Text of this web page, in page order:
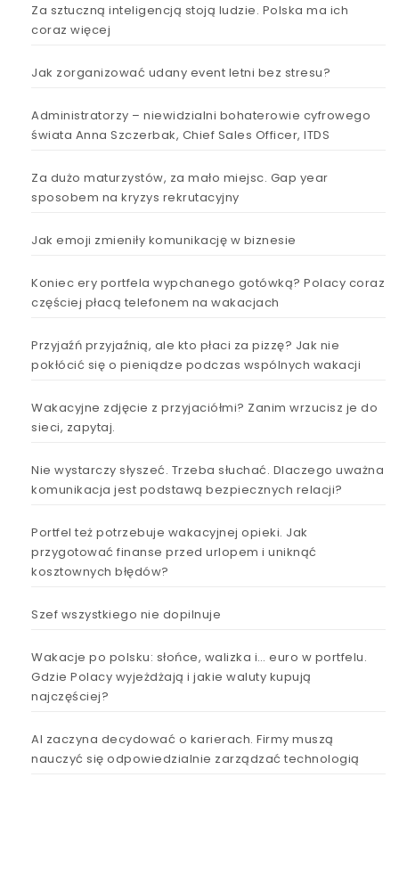
Za sztuczną inteligencją stoją ludzie. Polska ma ich
coraz więcej
Jak zorganizować udany event letni bez stresu?
Administratorzy – niewidzialni bohaterowie cyfrowego
świata Anna Szczerbak, Chief Sales Officer, ITDS
Za dużo maturzystów, za mało miejsc. Gap year
sposobem na kryzys rekrutacyjny
Jak emoji zmieniły komunikację w biznesie
Koniec ery portfela wypchanego gotówką? Polacy coraz
częściej płacą telefonem na wakacjach
Przyjaźń przyjaźnią, ale kto płaci za pizzę? Jak nie
pokłócić się o pieniądze podczas wspólnych wakacji
Wakacyjne zdjęcie z przyjaciółmi? Zanim wrzucisz je do
sieci, zapytaj.
Nie wystarczy słyszeć. Trzeba słuchać. Dlaczego uważna
komunikacja jest podstawą bezpiecznych relacji?
Portfel też potrzebuje wakacyjnej opieki. Jak
przygotować finanse przed urlopem i uniknąć
kosztownych błędów?
Szef wszystkiego nie dopilnuje
Wakacje po polsku: słońce, walizka i… euro w portfelu.
Gdzie Polacy wyjeżdżają i jakie waluty kupują
najczęściej?
AI zaczyna decydować o karierach. Firmy muszą
nauczyć się odpowiedzialnie zarządzać technologią